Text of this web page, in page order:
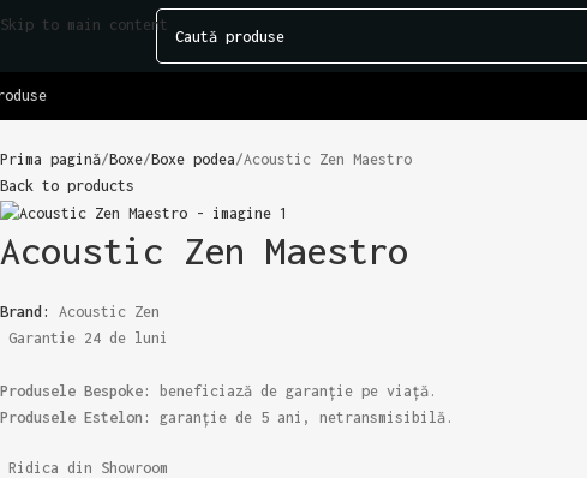
Skip to main content
Prima pagină Boxe Boxe podea Acoustic Zen Maestro
Back to products
Acoustic Zen Maestro
Brand: Acoustic Zen
Garantie 24 de luni
Produsele Bespoke:
beneficiază de garanție pe viață.
Produsele Estelon:
garanție de 5 ani, netransmisibilă.
Ridica din Showroom